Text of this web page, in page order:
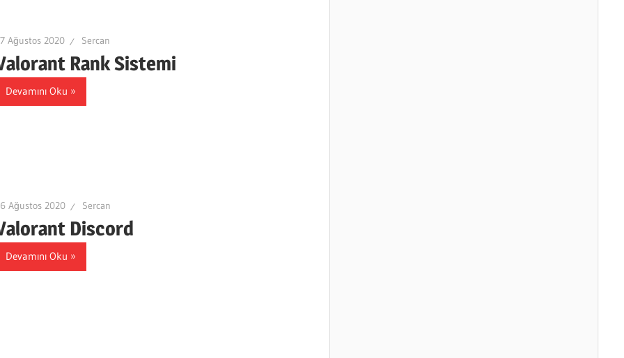
Ağustos 2020 Sercan
Rank Sistemi
Devamını Oku
Ağustos 2020 Sercan
Discord
Devamını Oku